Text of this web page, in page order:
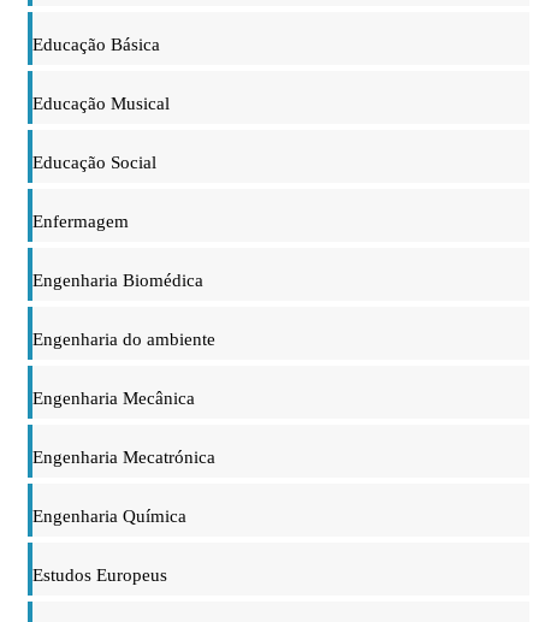
Educação Básica
Educação Musical
Educação Social
Enfermagem
Engenharia Biomédica
Engenharia do ambiente
Engenharia Mecânica
Engenharia Mecatrónica
Engenharia Química
Estudos Europeus